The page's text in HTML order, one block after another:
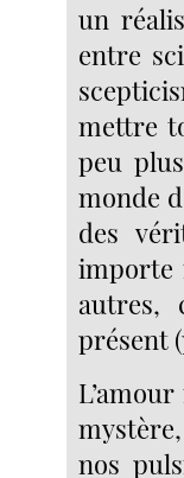
un
entre
mettre
peu
monde
des
importe
autres,
présent
nos